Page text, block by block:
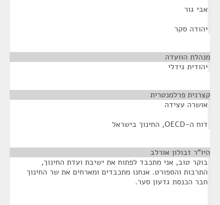
אבי גור
יהודה סקר
מנהלת הוועדה
יהודית גידלי
קצרנית פרלמנטרית
אושרה עצידה
דוח ה-OECD, החינוך בישראל
היו"ר זבולון אורלב
בוקר טוב, אני מתכבד לפתוח את ישיבת ועדת החינוך,
התרבות והספורט. אנחנו מתכבדים ומארחים את שר החינוך
חבר הכנסת גדעון סער.